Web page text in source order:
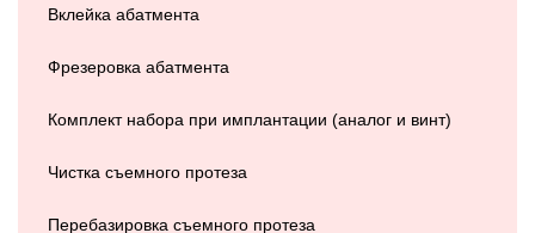
Вклейка абатмента
Фрезеровка абатмента
Комплект набора при имплантации (аналог и винт)
Чистка съемного протеза
Перебазировка съемного протеза